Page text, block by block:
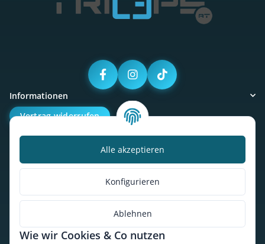
Alle akzeptieren
Konfigurieren
Ablehnen
Wie wir Cookies & Co nutzen
Informationen
Vertrag widerrufen
Kalorienbedarfsrechner
So findest du uns
* Alle Preise inkl. gesetzlicher USt., zzgl.Versand